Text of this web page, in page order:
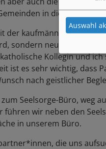
in die Planung
der kaufmännischen
sondern neutrale
Kollegin und
ist es sehr wichtig, dass
nach geistlicher
zum Seelsorge-Büro, weg
führen wir neben den
in unserem Büro.
die uns
Auswahl